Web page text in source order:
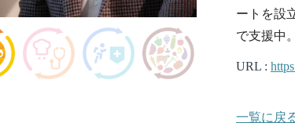
ートを設
で支援中。
URL :
一覧に戻